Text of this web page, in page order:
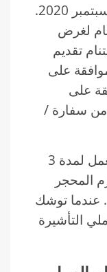
يتم إعادة فتح تأشيرة العمل من سبتمبر 2020.
لغرض
تقديم
على
على
من سفارة /
تمنح الهجرة الفيتنامية تأشيرة العمل لمدة 3
المحجر
عندما توشك
التأشيرة